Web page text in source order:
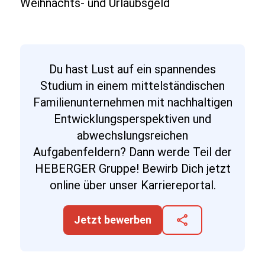
Weihnachts- und Urlaubsgeld
Du hast Lust auf ein spannendes
Studium in einem mittelständischen
Familienunternehmen mit nachhaltigen
Entwicklungsperspektiven und
abwechslungsreichen
Aufgabenfeldern? Dann werde Teil der
HEBERGER Gruppe! Bewirb Dich jetzt
online über unser Karriereportal.
Jetzt bewerben share